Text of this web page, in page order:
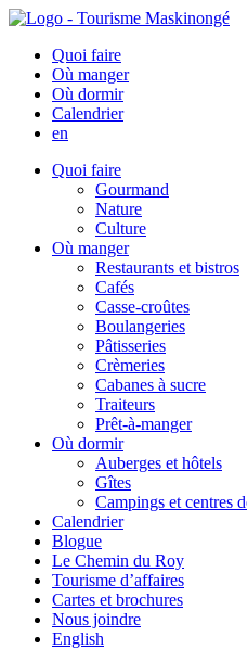
Quoi faire
Où manger
Où dormir
Calendrier
en
Quoi faire
Gourmand
Nature
Culture
Où manger
Restaurants et bistros
Cafés
Casse-croûtes
Boulangeries
Pâtisseries
Crèmeries
Cabanes à sucre
Traiteurs
Prêt-à-manger
Où dormir
Auberges et hôtels
Gîtes
Campings et centres
Calendrier
Blogue
Le Chemin du Roy
Tourisme d’affaires
Cartes et brochures
Nous joindre
English